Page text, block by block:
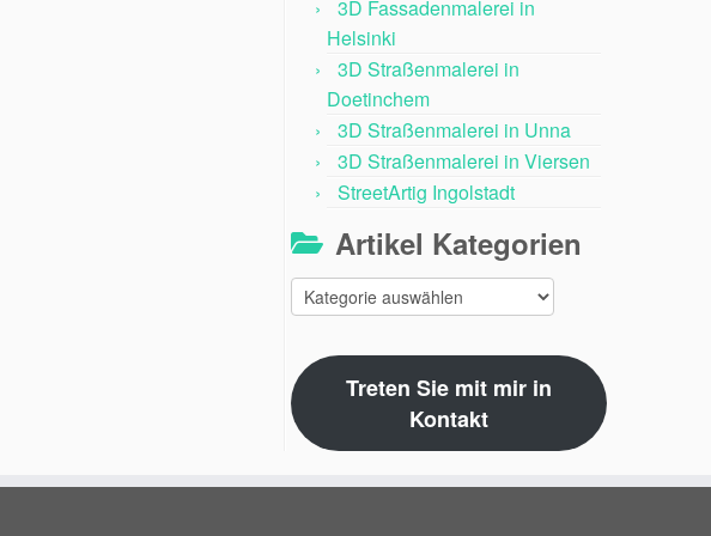
3D Fassadenmalerei in
Helsinki
3D Straßenmalerei in
Doetinchem
3D Straßenmalerei in Unna
3D Straßenmalerei in Viersen
StreetArtig Ingolstadt
Artikel Kategorien
Artikel
Kategorien
Treten Sie mit mir in
Kontakt